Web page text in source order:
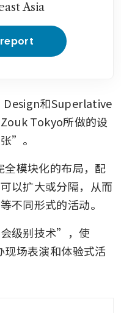
Asia
Design和Superlative
Tokyo所做的设
”。
模块化的布局，配
以扩大或分隔，从而
不同形式的活动。
级别技术”，使
场表演和体验式活